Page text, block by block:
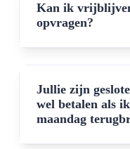
Kan ik
opvragen?
Jullie zijn
wel betalen als
maandag